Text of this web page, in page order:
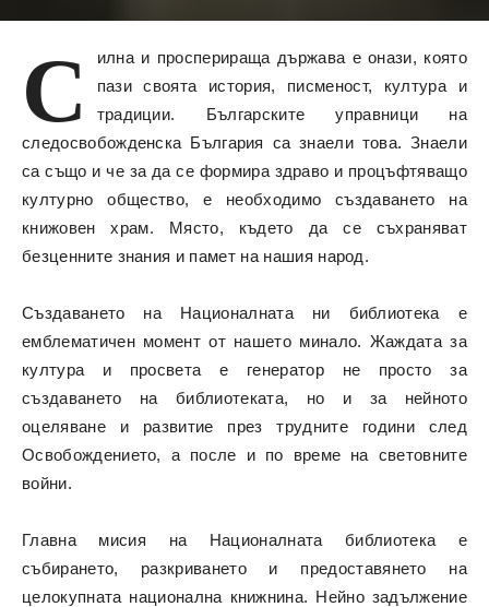
С
илна и просперираща държава е онази, която
пази своята история, писменост, култура и
традиции. Българските управници на
следосвобожденска България са знаели това. Знаели
са също и че за да се формира здраво и процъфтяващо
културно общество, е необходимо създаването на
книжовен храм. Място, където да се съхраняват
безценните знания и памет на нашия народ.
Създаването на Националната ни библиотека е
емблематичен момент от нашето минало. Жаждата за
култура и просвета е генератор не просто за
създаването на библиотеката, но и за нейното
оцеляване и развитие през трудните години след
Освобождението, а после и по време на световните
войни.
Главна мисия на Националната библиотека е
събирането, разкриването и предоставянето на
целокупната национална книжнина. Нейно задължение